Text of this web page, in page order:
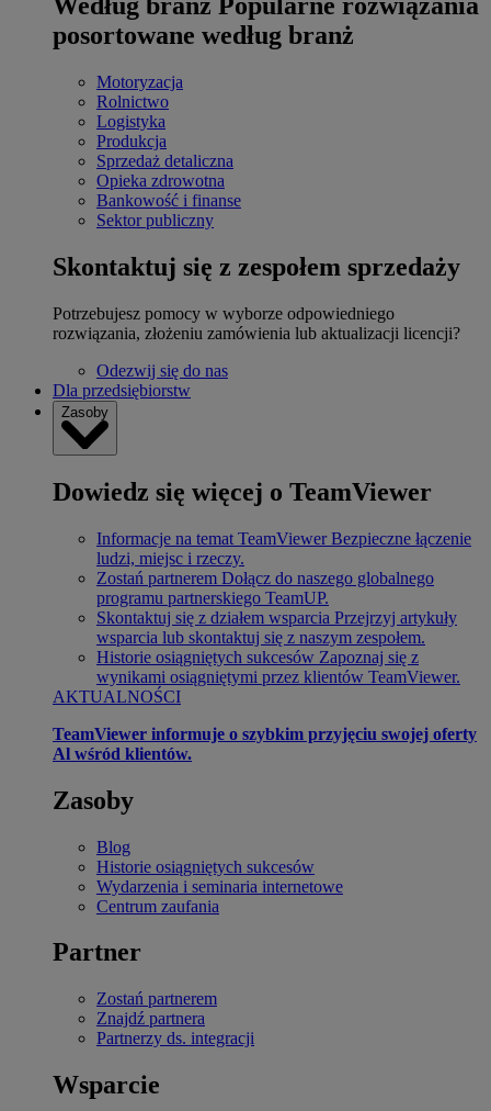
Według branż Popularne rozwiązania
posortowane według branż
Motoryzacja
Rolnictwo
Logistyka
Produkcja
Sprzedaż detaliczna
Opieka zdrowotna
Bankowość i finanse
Sektor publiczny
Skontaktuj się z zespołem sprzedaży
Potrzebujesz pomocy w wyborze odpowiedniego
rozwiązania, złożeniu zamówienia lub aktualizacji licencji?
Odezwij się do nas
Dla przedsiębiorstw
Zasoby
Dowiedz się więcej o TeamViewer
Informacje na temat TeamViewer Bezpieczne łączenie
ludzi, miejsc i rzeczy.
Zostań partnerem Dołącz do naszego globalnego
programu partnerskiego TeamUP.
Skontaktuj się z działem wsparcia Przejrzyj artykuły
wsparcia lub skontaktuj się z naszym zespołem.
Historie osiągniętych sukcesów Zapoznaj się z
wynikami osiągniętymi przez klientów TeamViewer.
AKTUALNOŚCI
TeamViewer informuje o szybkim przyjęciu swojej oferty
Al wśród klientów.
Zasoby
Blog
Historie osiągniętych sukcesów
Wydarzenia i seminaria internetowe
Centrum zaufania
Partner
Zostań partnerem
Znajdź partnera
Partnerzy ds. integracji
Wsparcie